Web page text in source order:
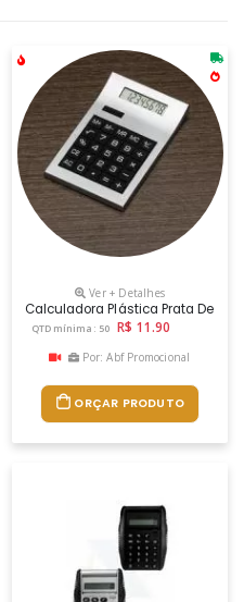
Ver + Detalhes
Calculadora Plástica Prata De 8
QTD mínima: 50 R$ 11.90
Por: Abf Promocional
ORÇAR PRODUTO